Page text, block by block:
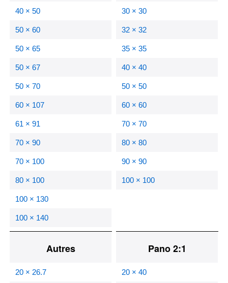
40 × 50
50 × 60
50 × 65
50 × 67
50 × 70
60 × 107
61 × 91
70 × 90
70 × 100
80 × 100
100 × 130
100 × 140
30 × 30
32 × 32
35 × 35
40 × 40
50 × 50
60 × 60
70 × 70
80 × 80
90 × 90
100 × 100
Autres
20 × 26.7
Pano 2:1
20 × 40